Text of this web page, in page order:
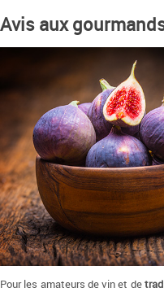
Avis aux
Pour les amateurs de vin et de